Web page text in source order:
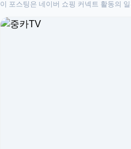
이 포스팅은 네이버 쇼핑 커넥트 활동의